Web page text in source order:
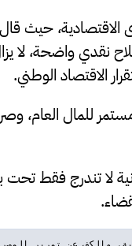
الاقتصادية، حيث
نقدي واضحة، لا
الاقتصاد الوطني.
للمال العام،
لا تندرج فقط تحت